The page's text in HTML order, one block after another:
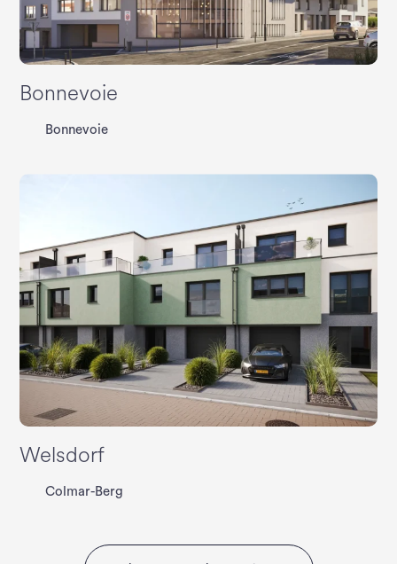
Bonnevoie
Bonnevoie
Welsdorf
Colmar-Berg